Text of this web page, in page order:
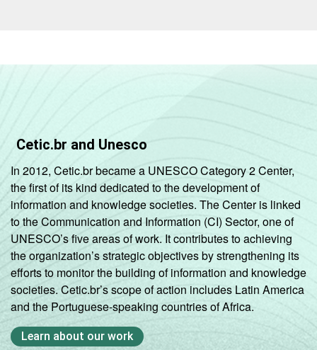
Cetic.br and Unesco
In 2012, Cetic.br became a UNESCO Category 2 Center,
the first of its kind dedicated to the development of
information and knowledge societies. The Center is linked
to the Communication and Information (CI) Sector, one of
UNESCO’s five areas of work. It contributes to achieving
the organization’s strategic objectives by strengthening its
efforts to monitor the building of information and knowledge
societies. Cetic.br’s scope of action includes Latin America
and the Portuguese-speaking countries of Africa.
Learn about our work